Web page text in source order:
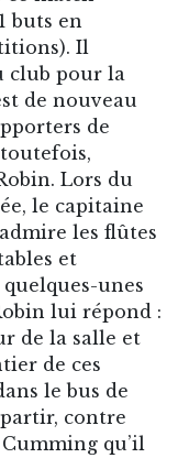
et
unes
lui répond :
de la salle et
de ces
le bus de
contre
qu’il
pour lui ! Un
de la nuit.